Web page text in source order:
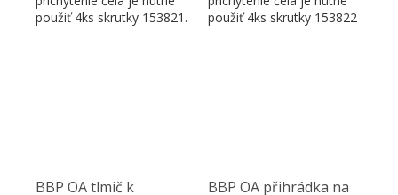
použiť 4ks skrutky 153821.
použiť 4ks skrutky 153822
BBP OA tlmič k
BBP OA přihrádka na